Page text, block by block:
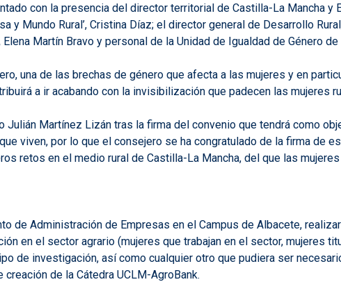
con la presencia del director territorial de Castilla-La Mancha
y Mundo Rural’, Cristina Díaz; el director general de Desarrollo
Martín Bravo y personal de la Unidad de Igualdad de Género de
una de las brechas de género que afecta a las mujeres y en
a ir acabando con la invisibilización que padecen las mujeres
Julián Martínez Lizán tras la firma del convenio que tendrá como
viven, por lo que el consejero se ha congratulado de la firma de
retos en el medio rural de Castilla-La Mancha, del que las
de Administración de Empresas en el Campus de Albacete,
en el sector agrario (mujeres que trabajan en el sector, mujeres
de investigación, así como cualquier otro que pudiera ser
de la Cátedra UCLM-AgroBank.